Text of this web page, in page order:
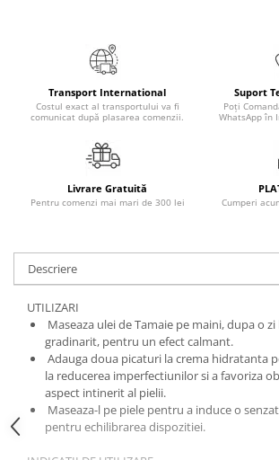
MedConnect
Medicina & Farmacie
Medicina Pentru Toti
SealfHealing
Sport
Terapii Alternative
Beletristica
Biografii, Memorii, Jurnale
Carti erotice
Carti pentru Adolescenti, Young
Adult
Crime, Thriller, Mistery
Transport International
Costul exact al transportului va fi
comunicat după plasarea comenzii.
Suport
Poți
WhatsApp în
Livrare Gratuită
Pentru comenzi mai mari de 300 lei Cumperi
Descriere
UTILIZARI
Maseaza ulei de Tamaie pe maini, dupa o
gradinarit, pentru un efect calmant.
Adauga doua picaturi la crema hidratanta
la reducerea imperfectiunilor si a favoriza
aspect intinerit al pielii.
Maseaza-l pe piele pentru a induce o
pentru echilibrarea dispozitiei.